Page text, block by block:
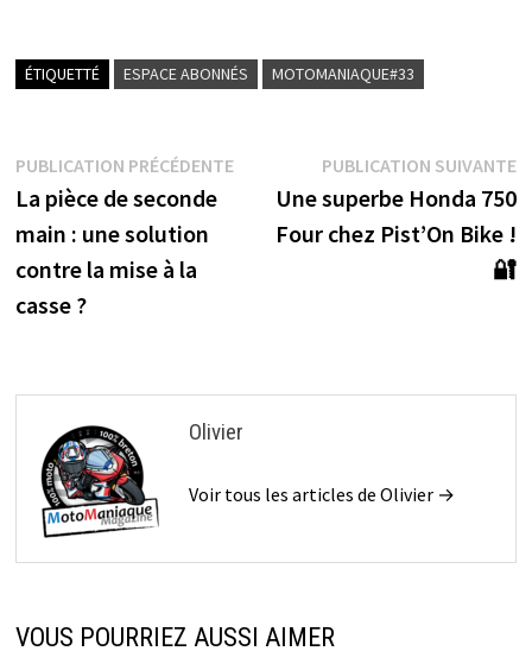
ÉTIQUETTÉ ESPACE ABONNÉS MOTOMANIAQUE#33
Navigation
de
l’article
PUBLICATION PRÉCÉDENTEPublication
précédente :
La pièce de seconde
main : une solution
contre la mise à la
casse ?
PUBLICATION SUIVANTE
Une superbe Honda 750
Four chez Pist’On Bike !
🔐
Olivier
Voir tous les articles de Olivier →
VOUS POURRIEZ AUSSI AIMER